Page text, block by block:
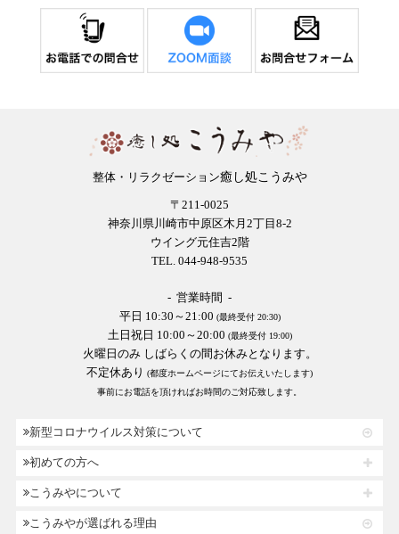
整体・リラクゼーション癒し処こうみや
〒211-0025
神奈川県川崎市中原区木月2丁目8-2
ウイング元住吉2階
TEL. 044-948-9535
- 営業時間 -
平日 10:30～21:00 (最終受付 20:30)
土日祝日 10:00～20:00 (最終受付 19:00)
火曜日のみ しばらくの間お休みとなります。
不定休あり (都度ホームページにてお伝えいたします)
事前にお電話を頂ければお時間のご対応致します。
新型コロナウイルス対策について
初めての方へ
こうみやについて
こうみやが選ばれる理由